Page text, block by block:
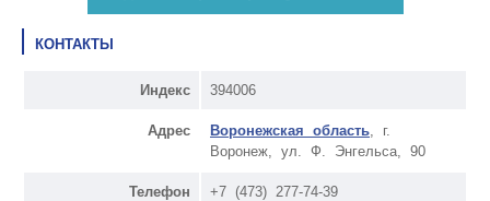
КОНТАКТЫ
Индекс 394006
Адрес Воронежская область , г.
Воронеж, ул. Ф. Энгельса, 90
Телефон +7 (473) 277-74-39